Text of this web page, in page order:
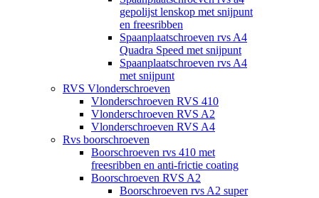
gepolijst lenskop met snijpunt
en freesribben
Spaanplaatschroeven rvs A4
Quadra Speed met snijpunt
Spaanplaatschroeven rvs A4
met snijpunt
RVS Vlonderschroeven
Vlonderschroeven RVS 410
Vlonderschroeven RVS A2
Vlonderschroeven RVS A4
Rvs boorschroeven
Boorschroeven rvs 410 met
freesribben en anti-frictie coating
Boorschroeven RVS A2
Boorschroeven rvs A2 super